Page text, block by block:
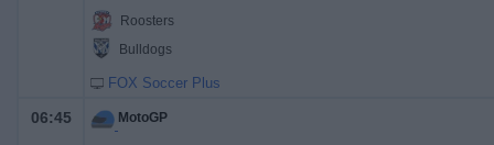
Roosters
Bulldogs
FOX Soccer Plus
06:45 MotoGP